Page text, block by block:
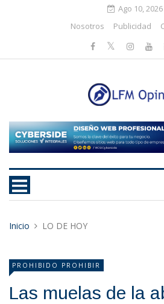
Ago 10, 2026
Nosotros
Publicidad
Inicio LO DE HOY
PROHIBIDO PROHIBIR
Las muelas de la